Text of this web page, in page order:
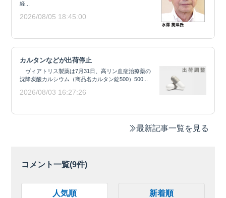
経...
2026/08/05 18:45:00
カルタンなどが出荷停止
ヴィアトリス製薬は7月31日、高リン血症治療薬の
沈降炭酸カルシウム（商品名カルタン錠500）500...
2026/08/03 16:27:26
最新記事一覧を見る
コメント一覧(9件)
人気順 新着順